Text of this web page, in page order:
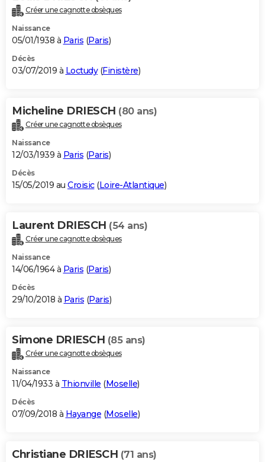
Créer une cagnotte obsèques
Naissance
05/01/1938 à Paris (Paris)
Décès
03/07/2019 à Loctudy(Finistère)
Micheline DRIESCH (80 ans)
Créer une cagnotte obsèques
Naissance
12/03/1939 à Paris (Paris)
Décès
15/05/2019 au Croisic(Loire-Atlantique)
Laurent DRIESCH (54 ans)
Créer une cagnotte obsèques
Naissance
14/06/1964 à Paris (Paris)
Décès
29/10/2018 à Paris (Paris)
Simone DRIESCH (85 ans)
Créer une cagnotte obsèques
Naissance
11/04/1933 à Thionville (Moselle)
Décès
07/09/2018 à Hayange (Moselle)
Christiane DRIESCH (71 ans)